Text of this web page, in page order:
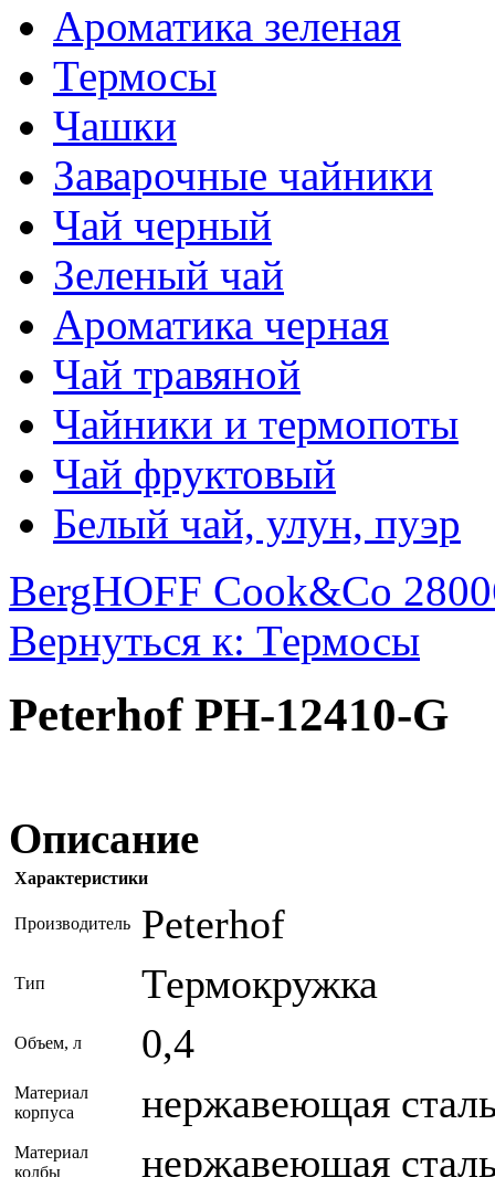
Ароматика зеленая
Термосы
Чашки
Заварочные чайники
Чай черный
Зеленый чай
Ароматика черная
Чай травяной
Чайники и термопоты
Чай фруктовый
Белый чай, улун, пуэр
BergHOFF Cook&Co
Вернуться к: Термосы
Peterhof PH-12410-G
Описание
Характеристики
Производитель Peterhof
Тип Термокружка
Объем, л 0,4
Материал
корпуса
нержавеющая
Материал
колбы
нержавеющая